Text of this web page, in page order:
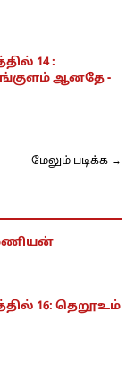
14 :
ஆனதே -
மேலும் படிக்க →
16: தெறூஉம்